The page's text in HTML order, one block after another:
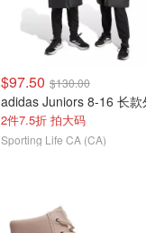
$97.50 $130.00
2件7.5折 拍大码
Sporting Life CA (CA)